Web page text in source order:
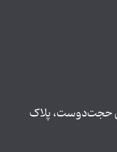
حجت‌دوست، پلاک